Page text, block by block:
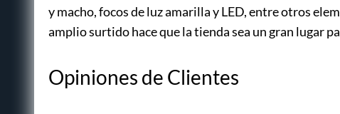
y macho, focos de luz amarilla y LED, entre otros
amplio surtido hace que la tienda sea un gran lugar
Opiniones de Clientes